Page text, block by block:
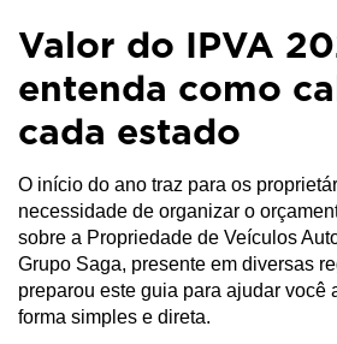
Valor do IPVA
entenda como
cada estado
O início do ano traz para os
necessidade de organizar o
sobre a Propriedade de Veículos
Grupo Saga, presente em diversas
preparou este guia para ajudar você
forma simples e direta.